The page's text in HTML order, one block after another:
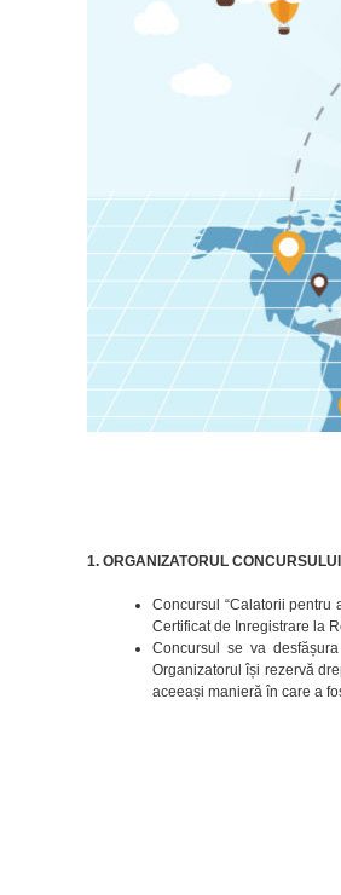
1. ORGANIZATORUL CONCURSULUI
Concursul “Calatorii pentru
Certificat de Inregistrare la
Concursul se va
Organizatorul își rezervă
aceeași manieră în care a